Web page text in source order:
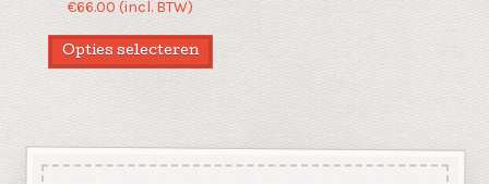
€66.00 (incl. BTW)
Opties selecteren